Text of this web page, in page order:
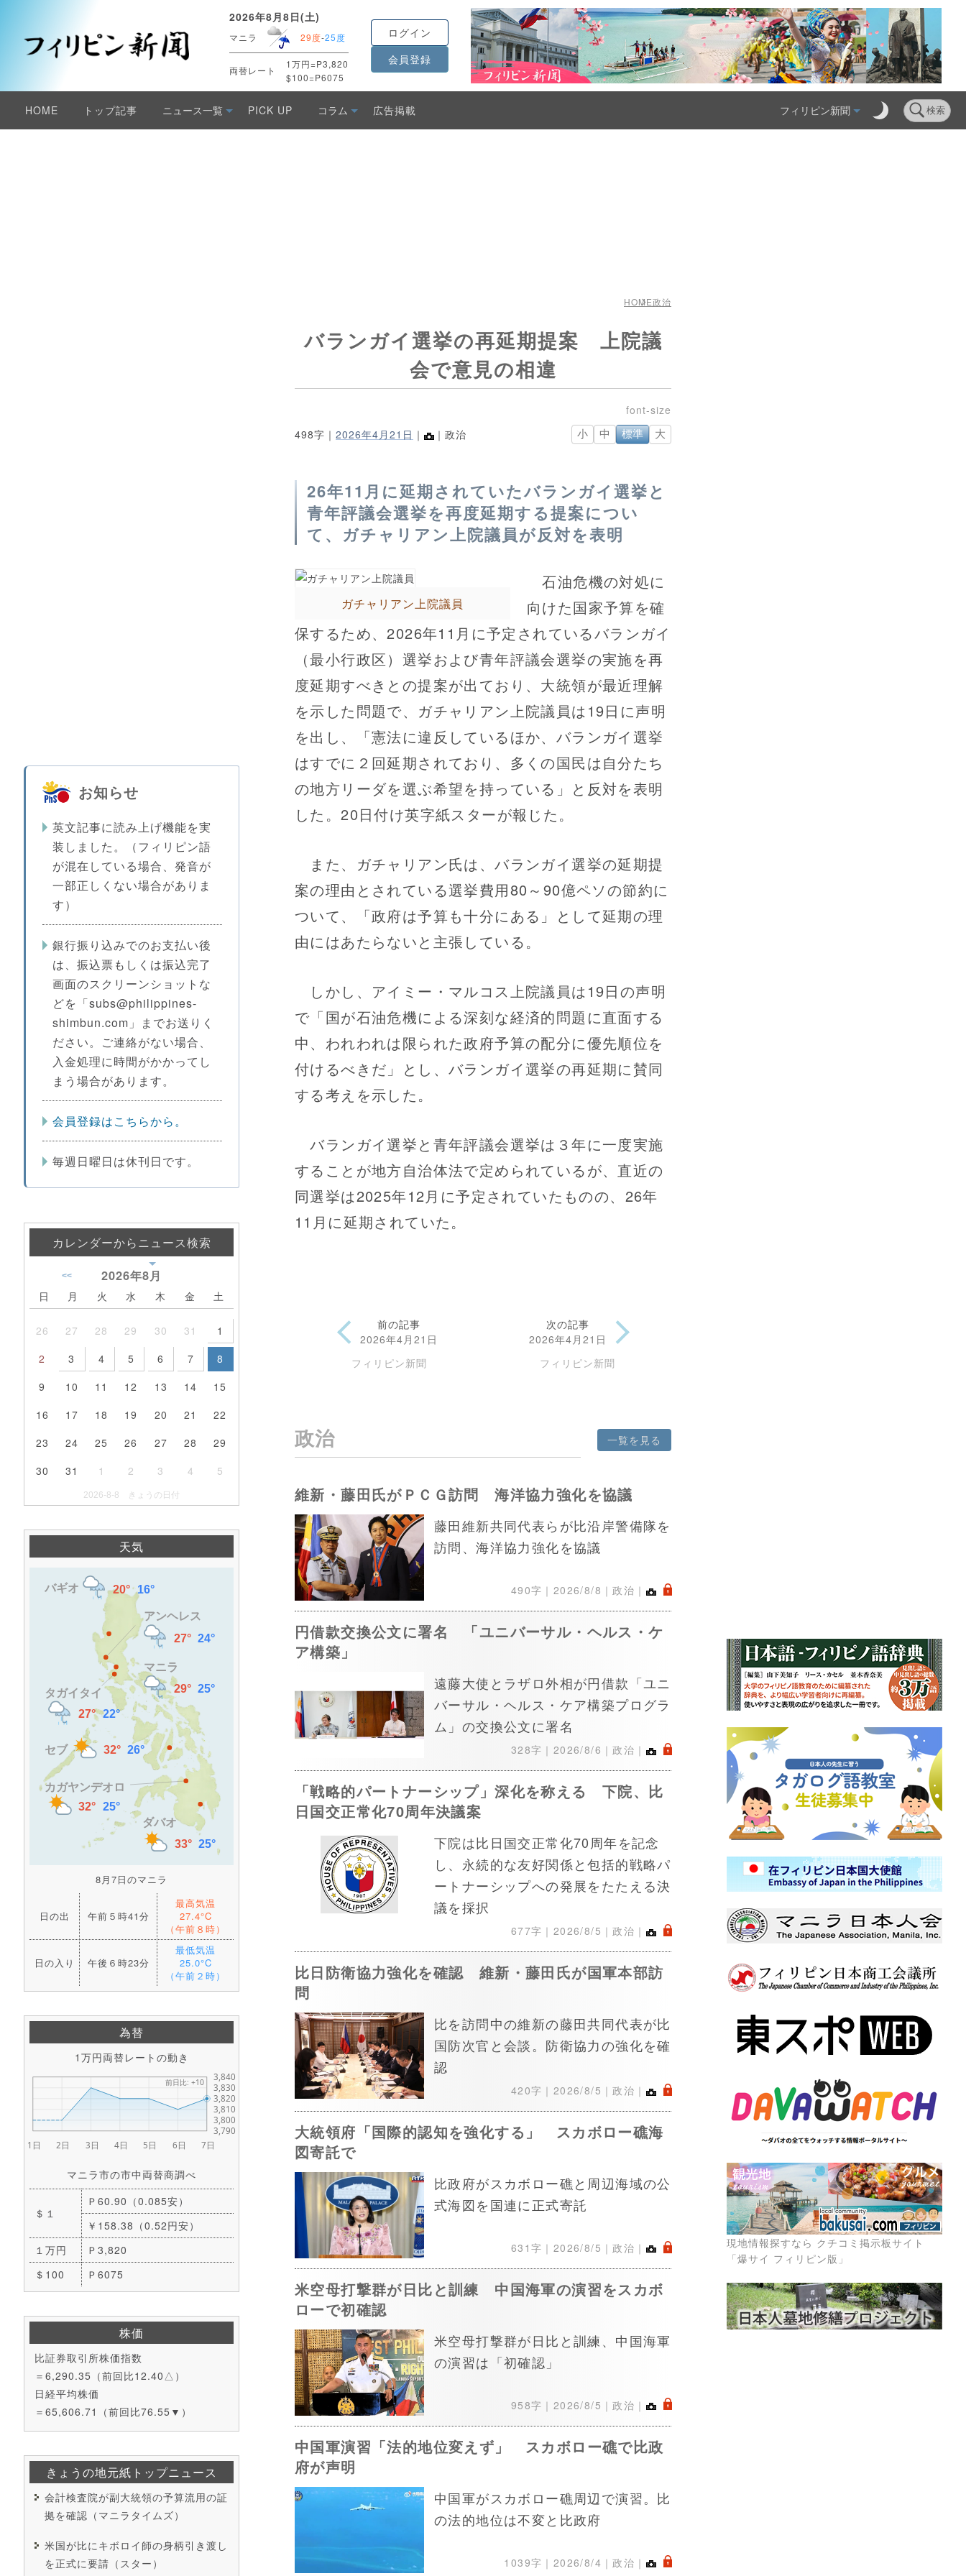
2026年8月8日(土)
マニラ 29度-25度
両替レート
1万円=P3,820
$100=P6075
ログイン
会員登録
HOME トップ記事 ニュース一覧 PICK UP コラム 広告掲載 フィリピン新聞 検索
お知らせ
英文記事に読み上げ機能を実
装しました。（フィリピン語
が混在している場合、発音が
一部正しくない場合がありま
す）
銀行振り込みでのお支払い後
は、振込票もしくは振込完了
画面のスクリーンショットな
どを「subs@philippines-
shimbun.com」までお送りく
ださい。ご連絡がない場合、
入金処理に時間がかかってし
まう場合があります。
会員登録はこちらから。
毎週日曜日は休刊日です。
カレンダーからニュース検索
2026年8月
<<
日 月 火 水 木 金 土
26 27 28 29 30 31
1
2
3 4 5 6 7
8
9
10 11 12 13 14
15
16
17 18 19 20 21
22
23
24 25 26 27 28
29
30
31 1 2 3 4 5
2026-8-8 きょうの日付
天気
8月7日のマニラ
日の出 午前５時41分
最高気温
27.4°C
（午前８時）
日の入り 午後６時23分
最低気温
25.0°C
（午前２時）
為替
1万円両替レートの動き
マニラ市の市中両替商調べ
＄１
Ｐ60.90（0.085安）
￥158.38（0.52円安）
１万円
Ｐ3,820
＄100
Ｐ6075
株価
比証券取引所株価指数
＝6,290.35（前回比12.40△）
日経平均株価
＝65,606.71（前回比76.55▼）
きょうの地元紙トップニュース
会計検査院が副大統領の予算流用の証
拠を確認（マニラタイムズ）
米国が比にキボロイ師の身柄引き渡し
を正式に要請（スター）
HOME政治
バランガイ選挙の再延期提案 上院議
会で意見の相違
498字｜ 2026年4月21日 ｜ ｜政治 小 中 標準 大
26年11月に延期されていたバランガイ選挙と
青年評議会選挙を再度延期する提案につい
て、ガチャリアン上院議員が反対を表明
ガチャリアン上院議員
石油危機の対処に
向けた国家予算を確
保するため、2026年11月に予定されているバランガイ
（最小行政区）選挙および青年評議会選挙の実施を再
度延期すべきとの提案が出ており、大統領が最近理解
を示した問題で、ガチャリアン上院議員は19日に声明
を出し、「憲法に違反しているほか、バランガイ選挙
はすでに２回延期されており、多くの国民は自分たち
の地方リーダを選ぶ希望を持っている」と反対を表明
した。20日付け英字紙スターが報じた。
また、ガチャリアン氏は、バランガイ選挙の延期提
案の理由とされている選挙費用80～90億ペソの節約に
ついて、「政府は予算も十分にある」として延期の理
由にはあたらないと主張している。
しかし、アイミー・マルコス上院議員は19日の声明
で「国が石油危機による深刻な経済的問題に直面する
中、われわれは限られた政府予算の配分に優先順位を
付けるべきだ」とし、バランガイ選挙の再延期に賛同
する考えを示した。
バランガイ選挙と青年評議会選挙は３年に一度実施
することが地方自治体法で定められているが、直近の
同選挙は2025年12月に予定されていたものの、26年
11月に延期されていた。
前の記事
2026年4月21日
フィリピン新聞
次の記事
2026年4月21日
フィリピン新聞
政治 一覧を見る
維新・藤田氏がＰＣＧ訪問 海洋協力強化を協議
藤田維新共同代表らが比沿岸警備隊を
訪問、海洋協力強化を協議
490字｜ 2026/8/8 ｜政治｜ .
円借款交換公文に署名 「ユニバーサル・ヘルス・ケ
ア構築」
遠藤大使とラザロ外相が円借款「ユニ
バーサル・ヘルス・ケア構築プログラ
ム」の交換公文に署名
328字｜ 2026/8/6 ｜政治｜ .
「戦略的パートナーシップ」深化を称える 下院、比
日国交正常化70周年決議案
下院は比日国交正常化70周年を記念
し、永続的な友好関係と包括的戦略パ
ートナーシップへの発展をたたえる決
議を採択
677字｜ 2026/8/5 ｜政治｜ .
比日防衛協力強化を確認 維新・藤田氏が国軍本部訪
問
比を訪問中の維新の藤田共同代表が比
国防次官と会談。防衛協力の強化を確
認
420字｜ 2026/8/5 ｜政治｜ .
大統領府「国際的認知を強化する」 スカボロー礁海
図寄託で
比政府がスカボロー礁と周辺海域の公
式海図を国連に正式寄託
631字｜ 2026/8/5 ｜政治｜ .
米空母打撃群が日比と訓練 中国海軍の演習をスカボ
ローで初確認
米空母打撃群が日比と訓練、中国海軍
の演習は「初確認」
958字｜ 2026/8/5 ｜政治｜ .
中国軍演習「法的地位変えず」 スカボロー礁で比政
府が声明
中国軍がスカボロー礁周辺で演習。比
の法的地位は不変と比政府
1039字｜ 2026/8/4 ｜政治｜ .
現地情報探すなら クチコミ掲示板サイト
「爆サイ フィリピン版」